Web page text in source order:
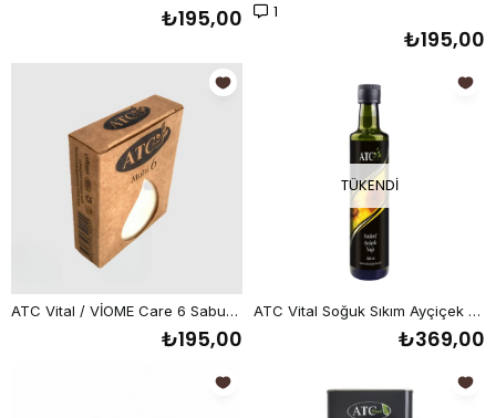
₺195,00 1
₺195,00
ATC Vital / VİOME Care 6 Sabun 130 g
₺195,00
TÜKENDI
ATC Vital Soğuk Sıkım Ayçiçek Yağı 500 ml
₺369,00